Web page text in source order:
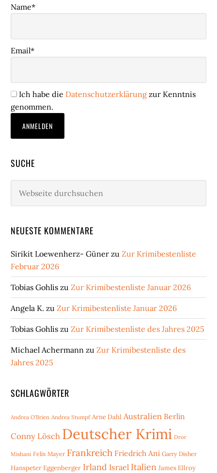
Name*
Email*
Ich habe die Datenschutzerklärung zur Kenntnis
genommen.
SUCHE
durchsuchen
NEUESTE KOMMENTARE
Sirikit Loewenherz- Güner zuZur Krimibestenliste
Februar 2026
Tobias Gohlis zuZur Krimibestenliste Januar 2026
Angela K. zuZur Krimibestenliste Januar 2026
Tobias Gohlis zuZur Krimibestenliste des Jahres 2025
Michael Achermann zuZur Krimibestenliste des
Jahres 2025
SCHLAGWÖRTER
Andrea O'Brien Andrea Stumpf Arne Dahl Australien Berlin
Conny Lösch Deutscher Krimi Dror
Mishani Felix Mayer Frankreich Friedrich Ani Garry Disher
Hanspeter Eggenberger Irland Israel Italien James Ellroy